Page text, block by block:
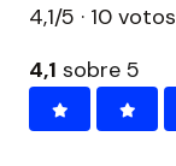
4,1/5 · 10 votos
4,1 sobre 5